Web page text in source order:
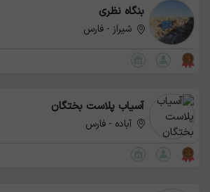
بنگاه نظری
شیراز - فارس
آسیاب‌ پلاست‌ بختگان
آباده - فارس